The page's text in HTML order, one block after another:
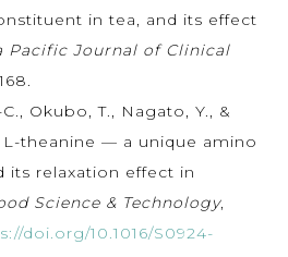
in tea, and its effect
Pacific Journal of Clinical
Okubo, T., Nagato, Y., &
L-theanine — a unique amino
its relaxation effect in
Science & Technology,
doi.org/10.1016/S0924-